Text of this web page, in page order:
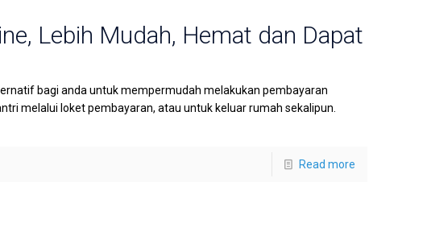
Lebih Mudah, Hemat dan Dapat
bagi anda untuk mempermudah melakukan pembayaran
melalui loket pembayaran, atau untuk keluar rumah sekalipun.
Read more